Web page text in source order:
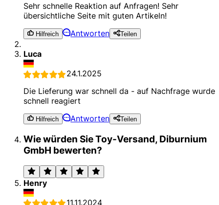
Sehr schnelle Reaktion auf Anfragen! Sehr
übersichtliche Seite mit guten Artikeln!
Hilfreich Antworten Teilen
Luca
24.1.2025
Die Lieferung war schnell da - auf Nachfrage wurde
schnell reagiert
Hilfreich Antworten Teilen
Wie würden Sie Toy-Versand, Diburnium
GmbH bewerten?
Henry
11.11.2024